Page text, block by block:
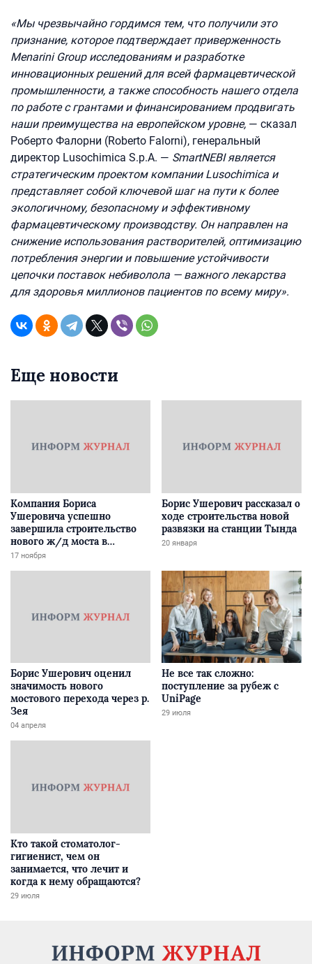
«Мы чрезвычайно гордимся тем, что получили это
признание, которое подтверждает приверженность
Menarini Group исследованиям и разработке
инновационных решений для всей фармацевтической
промышленности, а также способность нашего отдела
по работе с грантами и финансированием продвигать
наши преимущества на европейском уровне, — сказал
Роберто Фалорни (Roberto Falorni), генеральный
директор Lusochimica S.p.A. — SmartNEBI является
стратегическим проектом компании Lusochimica и
представляет собой ключевой шаг на пути к более
экологичному, безопасному и эффективному
фармацевтическому производству. Он направлен на
снижение использования растворителей, оптимизацию
потребления энергии и повышение устойчивости
цепочки поставок небиволола — важного лекарства
для здоровья миллионов пациентов по всему миру».
Еще новости
Компания Бориса
Ушеровича успешно
завершила строительство
нового ж/д моста в
Забайкалье
17 ноября
Борис Ушерович рассказал о
ходе строительства новой
развязки на станции Тында
20 января
Борис Ушерович оценил
значимость нового
мостового перехода через р.
Зея
04 апреля
Не все так сложно:
поступление за рубеж с
UniPage
29 июля
Кто такой стоматолог-
гигиенист, чем он
занимается, что лечит и
когда к нему обращаются?
29 июля